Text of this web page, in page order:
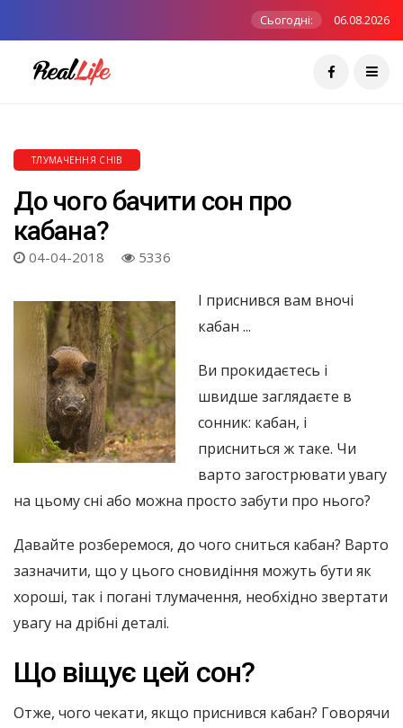
Сьогодні: 06.08.2026
ТЛУМАЧЕННЯ СНІВ
До чого бачити сон про
кабана?
04-04-2018 5336
І приснився вам вночі
кабан ...
Ви прокидаєтесь і
швидше заглядаєте в
сонник: кабан, і
присниться ж таке. Чи
варто загострювати увагу
на цьому сні або можна просто забути про нього?
Давайте розберемося, до чого сниться кабан? Варто
зазначити, що у цього сновидіння можуть бути як
хороші, так і погані тлумачення, необхідно звертати
увагу на дрібні деталі.
Що віщує цей сон?
Отже, чого чекати, якщо приснився кабан? Говорячи